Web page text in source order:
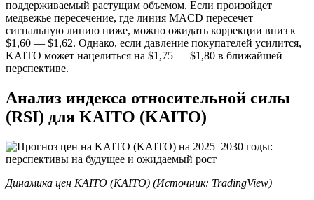
поддерживаемый растущим объемом. Если произойдет
медвежье пересечение, где линия MACD пересечет
сигнальную линию ниже, можно ожидать коррекции вниз к
$1,60 — $1,62. Однако, если давление покупателей усилится,
KAITO может нацелиться на $1,75 — $1,80 в ближайшей
перспективе.
Анализ индекса относительной силы
(RSI) для KAITO (KAITO)
Динамика цен KAITO (KAITO) (Источник: TradingView)